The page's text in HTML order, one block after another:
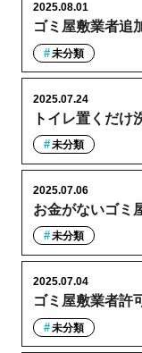
ゴミ屋敷業者追
2025.08.01
未分類
トイレ置くだけ
2025.07.24
未分類
お金がないゴミ
2025.07.06
未分類
ゴミ屋敷業者許
2025.07.04
未分類